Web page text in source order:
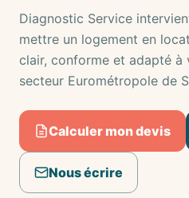
Diagnostic Service
mettre un logement en
clair, conforme et adapté à
secteur Eurométropole de
Calculer mon devis
Nous écrire